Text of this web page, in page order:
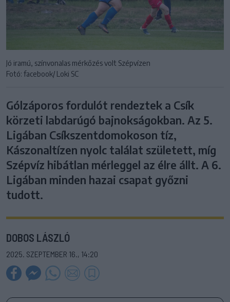
Jó iramú, színvonalas mérkőzés volt Szépvízen
Fotó: facebook/ Loki SC
Gólzáporos fordulót rendeztek a Csík
körzeti labdarúgó bajnokságokban. Az 5.
Ligában Csíkszentdomokoson tíz,
Kászonaltízen nyolc találat született, míg
Szépvíz hibátlan mérleggel az élre állt. A 6.
Ligában minden hazai csapat győzni
tudott.
DOBOS LÁSZLÓ
2025. SZEPTEMBER 16., 14:20